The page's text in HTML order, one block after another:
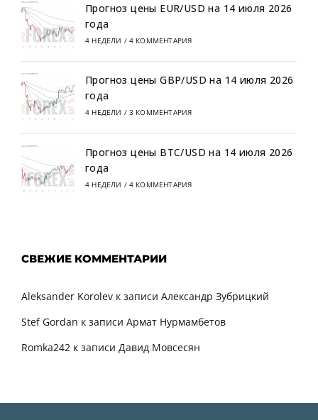
Прогноз цены EUR/USD на 14 июля 2026
года
4 НЕДЕЛИ / 4 КОММЕНТАРИЯ
Прогноз цены GBP/USD на 14 июля 2026
года
4 НЕДЕЛИ / 3 КОММЕНТАРИЯ
Прогноз цены BTC/USD на 14 июля 2026
года
4 НЕДЕЛИ / 4 КОММЕНТАРИЯ
СВЕЖИЕ КОММЕНТАРИИ
Aleksander Korolev к записи Александр Зубрицкий
Stef Gordan к записи Армат Нурмамбетов
Romka242 к записи Давид Мовсесян